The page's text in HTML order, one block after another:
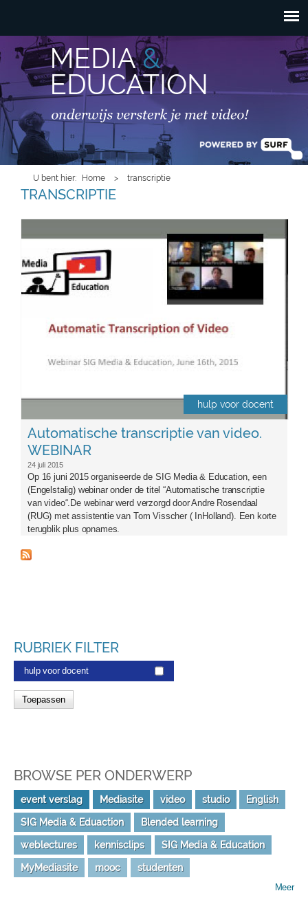
Overslaan en naar de
inhoud gaan
HOOFDMENU
U bent hier Home > transcriptie
TRANSCRIPTIE
hulp voor docent
Automatische transcriptie van video.
WEBINAR
24 juli 2015
Op 16 juni 2015 organiseerde de SIG Media & Education, een
(Engelstalig) webinar onder de titel “Automatische transcriptie
van video“.De webinar werd verzorgd door Andre Rosendaal
(RUG) met assistentie van Tom Visscher ( InHolland). Een korte
terugblik plus opnames.
RUBRIEK FILTER
hulp voor docent
BROWSE PER ONDERWERP
event verslag Mediasite video studio English
SIG Media & Eduaction Blended learning
weblectures kennisclips SIG Media & Education
MyMediasite mooc studenten
Meer